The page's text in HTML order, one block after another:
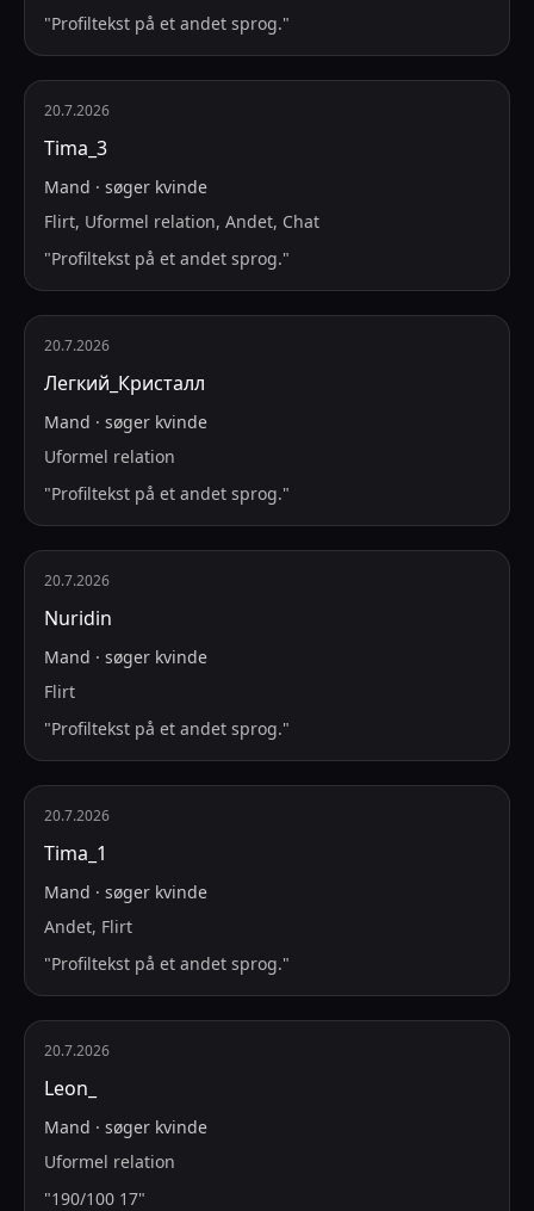
"Profiltekst på et andet sprog."
20.7.2026
Tima_3
Mand · søger kvinde
Flirt, Uformel relation, Andet, Chat
"Profiltekst på et andet sprog."
20.7.2026
Легкий_Кристалл
Mand · søger kvinde
Uformel relation
"Profiltekst på et andet sprog."
20.7.2026
Nuridin
Mand · søger kvinde
Flirt
"Profiltekst på et andet sprog."
20.7.2026
Tima_1
Mand · søger kvinde
Andet, Flirt
"Profiltekst på et andet sprog."
20.7.2026
Leon_
Mand · søger kvinde
Uformel relation
"190/100 17"